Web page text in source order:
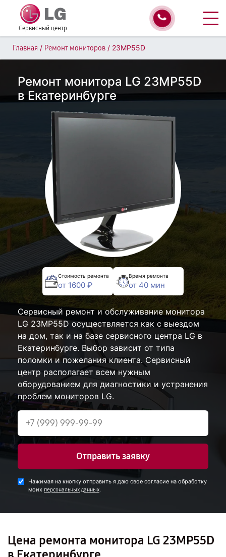
Сервисный центр
Главная / Ремонт мониторов / 23MP55D
Ремонт монитора LG 23MP55D
в Екатеринбурге
Стоимость ремонта
от 1600 ₽
Время ремонта
от 40 мин
Сервисный ремонт и обслуживание монитора
LG 23MP55D осуществляется как с выездом
на дом, так и на базе сервисного центра LG в
Екатеринбурге. Выбор зависит от типа
поломки и пожелания клиента. Сервисный
центр располагает всем нужным
оборудованием для диагностики и устранения
проблем мониторов LG.
Отправить заявку
Нажимая на кнопку отправить я даю свое согласие на обработку
моих персональных данных.
Цена ремонта монитора LG 23MP55D